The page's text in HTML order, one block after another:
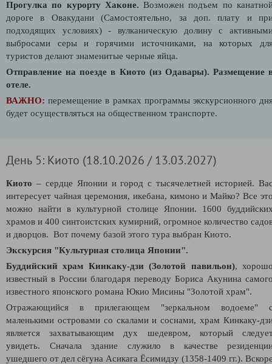
Прогулка по курорту Хаконе. Возможен подъем по
дороге в Овакудани(Самостоятельно, за доп. плату и
подходящих условиях)-вулканическую долину с
выбросами серы и горячими источниками, на которых
туристов делают знаменитые черные яйца.
Отправление на поезде в Киото (из Одавары). Размещение
отеле.
ВАЖНО: перемещение в рамках программы экскурсионного
будет осуществляться на общественном транспорте.
День 5: Киото (18.10.2026 / 13.03.2027)
Киото – сердце Японии и город с тысячелетней историей.
интересует чайная церемония, икебана, кимоно и Майко? Все
можно найти в культурной столице Японии. 1600
храмов и 400 синтоистских кумирний, огромное количество
и дворцов. Вот почему базой этого тура выбран Киото.
Экскурсия "Культурная столица Японии".
Буддийский храм Кинкаку-дзи (Золотой павильон),
известный в России благодаря переводу Бориса Акунина
известного японского романа Юкио Мисины "Золотой храм".
Отражающийся в прилегающем "зеркальном водоеме"
маленькими островами со скалами и соснами, храм Кинкаку-
является захватывающим дух шедевром, который
увидеть. Сначала здание служило в качестве
ушедшего от дел сёгуна Асикага Ёсимидзу (1358-1409 гг.).